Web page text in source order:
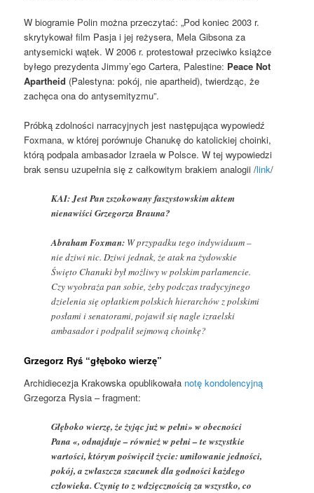
W biogramie Polin można przeczytać: „Pod koniec 2003 r.
skrytykował film Pasja i jej reżysera, Mela Gibsona za
antysemicki wątek. W 2006 r. protestował przeciwko książce
byłego prezydenta Jimmy’ego Cartera, Palestine: Peace Not
Apartheid (Palestyna: pokój, nie apartheid), twierdząc, że
zachęca ona do antysemityzmu”.
Próbką zdolności narracyjnych jest następująca wypowiedź
Foxmana, w której porównuje Chanukę do katolickiej choinki,
którą podpala ambasador Izraela w Polsce. W tej wypowiedzi
brak sensu uzupełnia się z całkowitym brakiem analogii /link/
KAI: Jest Pan zszokowany faszystowskim aktem
nienawiści Grzegorza Brauna?
Abraham Foxman: W przypadku tego indywiduum –
nie dziwi nic. Dziwi jednak, że atak na żydowskie
Święto Chanuki był możliwy w polskim parlamencie.
Czy wyobraża pan sobie, żeby podczas tradycyjnego
dzielenia się opłatkiem polskich hierarchów z polskimi
posłami i senatorami, pojawił się nagle izraelski
ambasador i podpalił sejmową choinkę?
Grzegorz Ryś “głęboko wierzę”
Archidiecezja Krakowska opublikowała notę kondolencyjną
Grzegorza Rysia – fragment:
Głęboko wierzę, że żyjąc już w pełni» w obecności
Pana «, odnajduje – również w pełni – te wszystkie
wartości, którym poświęcił życie: umiłowanie jedności,
pokój, a zwłaszcza szacunek dla godności każdego
człowieka. Czynię to z wdzięcznością za wszystko, co